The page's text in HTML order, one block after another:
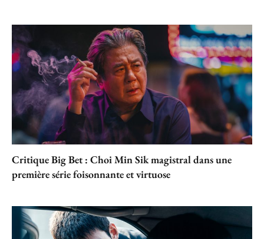
Critique Big Bet : Choi Min Sik magistral dans une
première série foisonnante et virtuose